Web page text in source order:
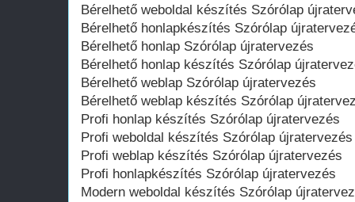
Bérelhető weboldal‎ készítés Szórólap
Bérelhető honlapkészítés Szórólap
Bérelhető honlap Szórólap újratervezés
Bérelhető honlap készítés Szórólap
Bérelhető weblap Szórólap újratervezés
Bérelhető weblap készítés Szórólap
Profi honlap készítés Szórólap újratervezés
Profi weboldal készítés Szórólap újratervezés
Profi weblap készítés Szórólap újratervezés
Profi honlapkészítés Szórólap újratervezés
Modern weboldal készítés Szórólap